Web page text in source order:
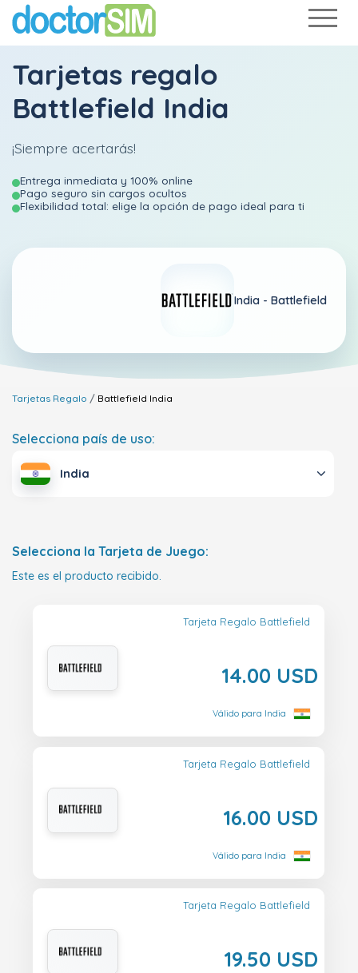
Tarjetas regalo
Battlefield India
¡Siempre acertarás!
Entrega inmediata y 100% online
Pago seguro sin cargos ocultos
Flexibilidad total: elige la opción de pago ideal para ti
India - Battlefield
Tarjetas Regalo Battlefield India
Selecciona país de uso:
India
Selecciona la Tarjeta de Juego:
Este es el producto recibido.
Tarjeta Regalo Battlefield
14.00 USD
Válido para India
Tarjeta Regalo Battlefield
16.00 USD
Válido para India
Tarjeta Regalo Battlefield
19.50 USD